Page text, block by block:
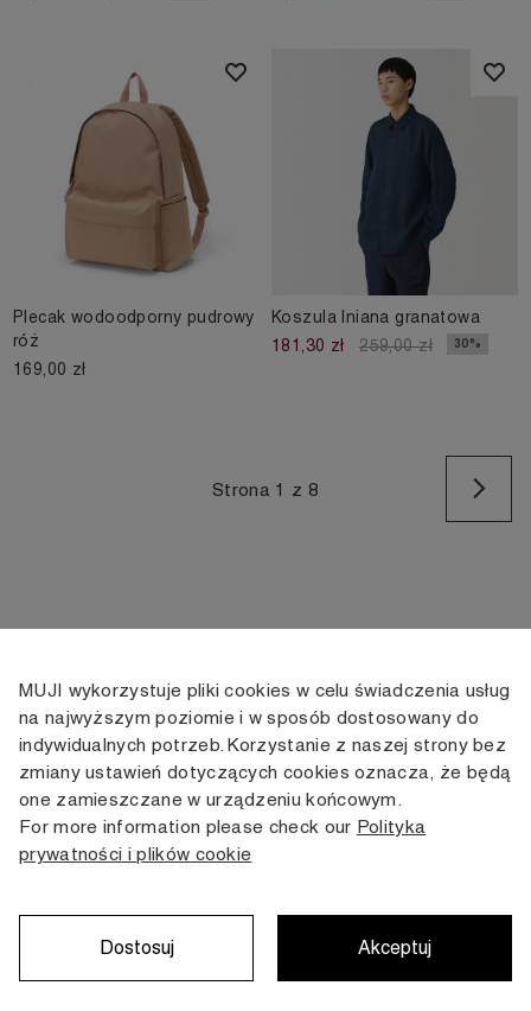
Plecak wodoodporny pudrowy
róż
169,00 zł
Koszula lniana granatowa
181,30 zł
259,00 zł 30%
Strona 1 z 8
KONTAKT
+48 505 166 958
zamowienia@muji.com.pl
Infolinia czynna
od poniedziałku do piątku
KONTO
Moje konto
Historia
INFORMACJE
Dostawa
Regulamin
Karta stałego
Klienta
MUJI wykorzystuje pliki cookies w celu świadczenia usług
na najwyższym poziomie i w sposób dostosowany do
indywidualnych potrzeb. Korzystanie z naszej strony bez
zmiany ustawień dotyczących cookies oznacza, że będą
one zamieszczane w urządzeniu końcowym.
For more information please check our Polityka
prywatności i plików cookie
Dostosuj Akceptuj